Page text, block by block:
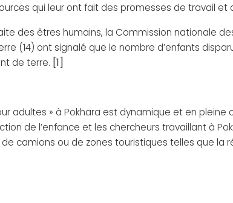
qui leur ont fait des promesses de travail et
des êtres humains, la Commission nationale
(14) ont signalé que le nombre d’enfants
de terre. [1]
adultes » à Pokhara est dynamique et en
de l’enfance et les chercheurs travaillant à
camions ou de zones touristiques telles que